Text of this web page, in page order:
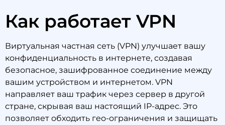
Как работает VPN
Виртуальная частная сеть (VPN) улучшает вашу
конфиденциальность в интернете, создавая
безопасное, зашифрованное соединение между
вашим устройством и интернетом. VPN
направляет ваш трафик через сервер в другой
стране, скрывая ваш настоящий IP-адрес. Это
позволяет обходить гео-ограничения и защищать